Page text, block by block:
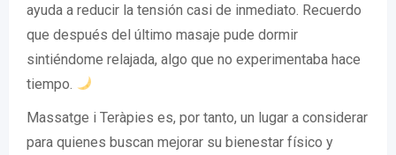
ayuda a reducir la tensión casi de inmediato. Recuerdo
que después del último masaje pude dormir
sintiéndome relajada, algo que no experimentaba hace
tiempo.
Massatge i Teràpies es, por tanto, un lugar a considerar
para quienes buscan mejorar su bienestar físico y